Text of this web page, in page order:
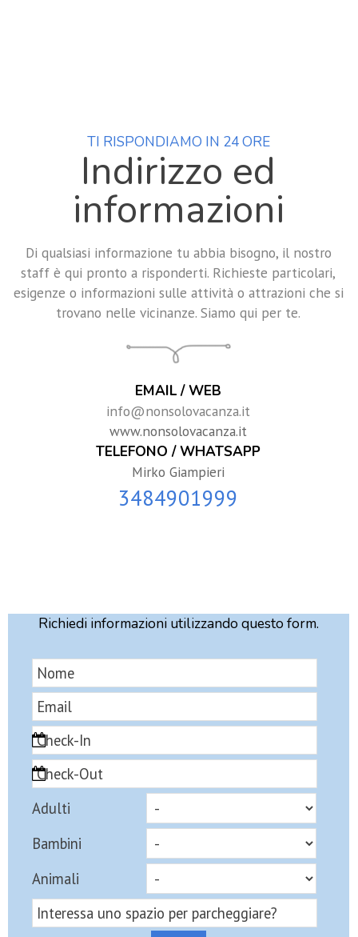
TI RISPONDIAMO IN 24 ORE
Indirizzo ed
informazioni
Di qualsiasi informazione tu abbia bisogno, il nostro
staff è qui pronto a risponderti. Richieste particolari,
esigenze o informazioni sulle attività o attrazioni che si
trovano nelle vicinanze. Siamo qui per te.
EMAIL / WEB
info@nonsolovacanza.it
www.nonsolovacanza.it
TELEFONO / WHATSAPP
Mirko Giampieri
3484901999
Richiedi informazioni utilizzando questo form.
Adulti
Bambini
Animali